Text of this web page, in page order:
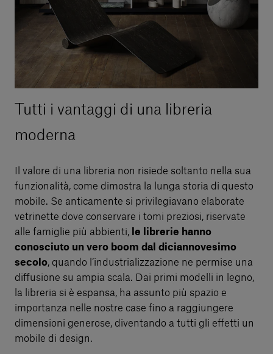
Tutti i vantaggi di una libreria
moderna
Il valore di una libreria non risiede soltanto nella sua
funzionalità, come dimostra la lunga storia di questo
mobile. Se anticamente si privilegiavano elaborate
vetrinette dove conservare i tomi preziosi, riservate
alle famiglie più abbienti, le librerie hanno
conosciuto un vero boom dal diciannovesimo
secolo, quando l’industrializzazione ne permise una
diffusione su ampia scala. Dai primi modelli in legno,
la libreria si è espansa, ha assunto più spazio e
importanza nelle nostre case fino a raggiungere
dimensioni generose, diventando a tutti gli effetti un
mobile di design.